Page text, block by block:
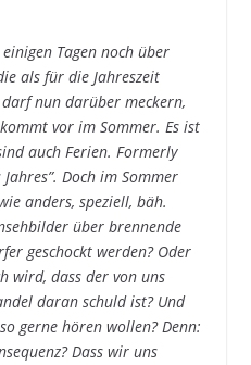
Tagen noch über
als für die Jahreszeit
nun darüber meckern,
vor im Sommer. Es ist
auch Ferien. Formerly
Doch im Sommer
anders, speziell, bäh.
über brennende
geschockt werden? Oder
wird, dass der von uns
daran schuld ist? Und
gerne hören wollen? Denn:
Dass wir uns